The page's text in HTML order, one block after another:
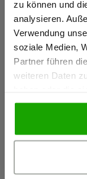
zu können und
analysieren.
Verwendung
soziale Medien,
Partner führen
weiteren Daten
gesammelt
HOODY AUS BIO-
71,34 €
Ich